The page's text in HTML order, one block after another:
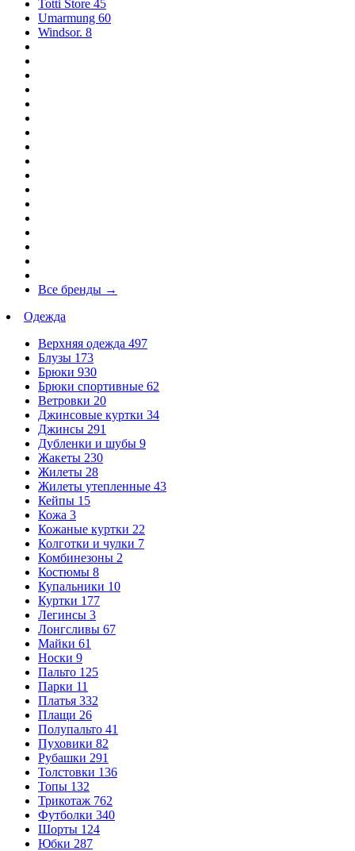
Totti Store 45
Umarmung 60
Windsor. 8
Все бренды →
Одежда
Верхняя одежда 497
Блузы 173
Брюки 930
Брюки спортивные 62
Ветровки 20
Джинсовые куртки 34
Джинсы 291
Дубленки и шубы 9
Жакеты 230
Жилеты 28
Жилеты утепленные 43
Кейпы 15
Кожа 3
Кожаные куртки 22
Колготки и чулки 7
Комбинезоны 2
Костюмы 8
Купальники 10
Куртки 177
Легинсы 3
Лонгсливы 67
Майки 61
Носки 9
Пальто 125
Парки 11
Платья 332
Плащи 26
Полупальто 41
Пуховики 82
Рубашки 291
Толстовки 136
Топы 132
Трикотаж 762
Футболки 340
Шорты 124
Юбки 287